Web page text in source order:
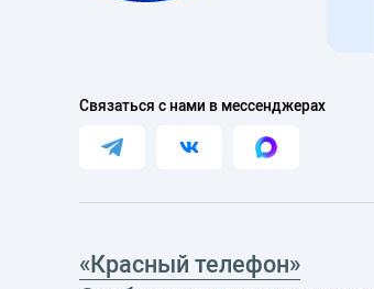
Связаться с нами в мессенджерах
«Красный телефон»